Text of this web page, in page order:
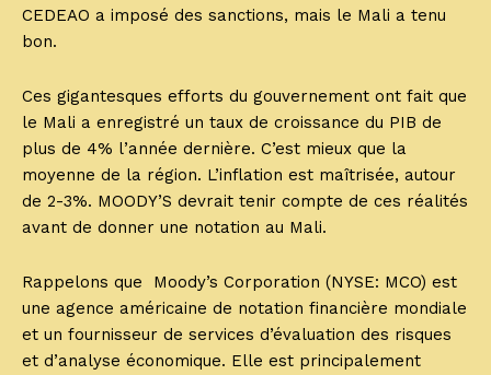
CEDEAO a imposé des sanctions, mais le Mali a tenu
bon.
Ces gigantesques efforts du gouvernement ont fait que
le Mali a enregistré un taux de croissance du PIB de
plus de 4% l’année dernière. C’est mieux que la
moyenne de la région. L’inflation est maîtrisée, autour
de 2-3%. MOODY’S devrait tenir compte de ces réalités
avant de donner une notation au Mali.
Rappelons que Moody’s Corporation (NYSE: MCO) est
une agence américaine de notation financière mondiale
et un fournisseur de services d’évaluation des risques
et d’analyse économique. Elle est principalement